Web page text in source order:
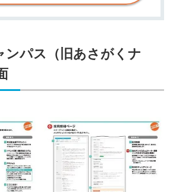
ンパス（旧あさがくナ